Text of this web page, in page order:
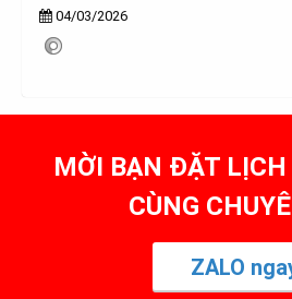
04/03/2026
MỜI BẠN ĐẶT
CÙNG
ZALO